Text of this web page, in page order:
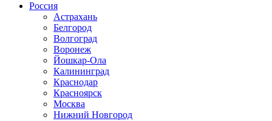
Россия
Астрахань
Белгород
Волгоград
Воронеж
Йошкар-Ола
Калининград
Краснодар
Красноярск
Москва
Нижний Новгород